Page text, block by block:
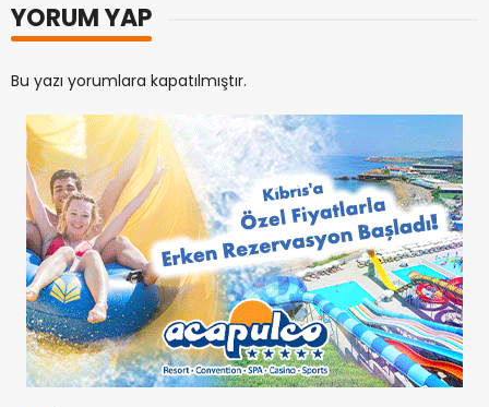
YORUM YAP
Bu yazı yorumlara kapatılmıştır.